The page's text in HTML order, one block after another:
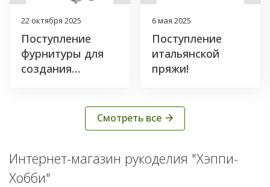
22 октября 2025
Поступление
фурнитуры для
создания
6 мая 2025
Поступление
итальянской
пряжи!
Смотреть все
Интернет-магазин рукоделия "Хэппи-
Хобби"